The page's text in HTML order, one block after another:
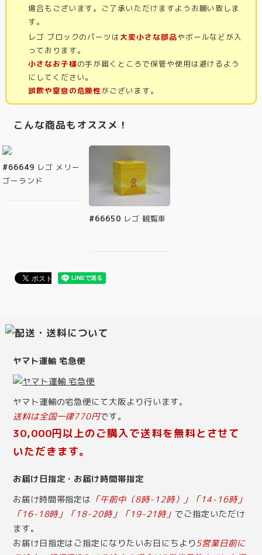
場合もございます。ご了承いただけますようお願い致しま
す。
レゴ ブロックのパーツは大変小さな部品やボールなどが入
っております。
小さなお子様の手が届くところで保管や使用は避けるよう
にしてください。
誤飲や窒息の危険性がございます。
こんな商品もオススメ！
#66649 レゴ メリー
ゴーランド
#66650 レゴ 観覧車
ヤマト運輸 宅急便
ヤマト運輸の宅急便にて大阪より行います。
送料は全国一律770円です。
30,000円以上のご購入で送料を無料とさせて
いただきます。
お届け日指定・お届け時間帯指定
お届け時間帯指定は 「午前中（8時-12時）」「14-16時」
「16-18時」「18-20時」「19-21時」 でご指定いただけ
ます。
お届け日指定はご指定になりたいお日にちより5営業日前に